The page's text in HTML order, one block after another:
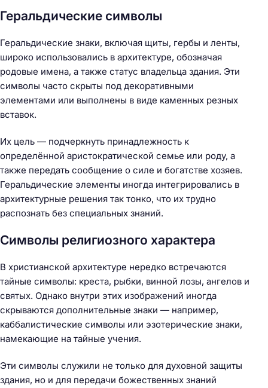
Геральдические символы
Геральдические знаки, включая щиты, гербы и ленты,
широко использовались в архитектуре, обозначая
родовые имена, а также статус владельца здания. Эти
символы часто скрыты под декоративными
элементами или выполнены в виде каменных резных
вставок.
Их цель — подчеркнуть принадлежность к
определённой аристократической семье или роду, а
также передать сообщение о силе и богатстве хозяев.
Геральдические элементы иногда интегрировались в
архитектурные решения так тонко, что их трудно
распознать без специальных знаний.
Символы религиозного характера
В христианской архитектуре нередко встречаются
тайные символы: креста, рыбки, винной лозы, ангелов и
святых. Однако внутри этих изображений иногда
скрываются дополнительные знаки — например,
каббалистические символы или эзотерические знаки,
намекающие на тайные учения.
Эти символы служили не только для духовной защиты
здания, но и для передачи божественных знаний